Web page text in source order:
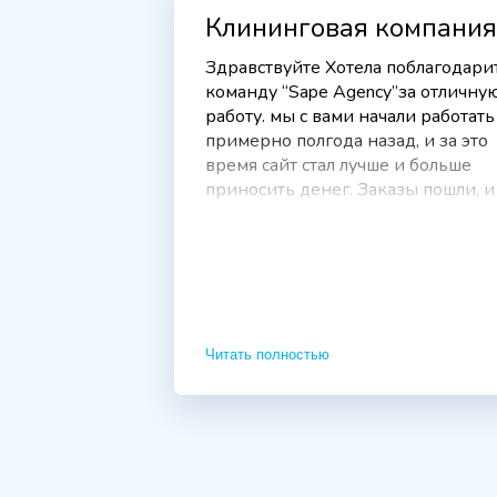
Клининговая компания
Здравствуйте Хотела
команду “Sape Agency”за
работу. мы с вами начали работать
примерно полгода назад, и за это
время сайт стал лучше и больше
приносить денег. Заказы пошли, и
направлении испытывали
Читать полностью